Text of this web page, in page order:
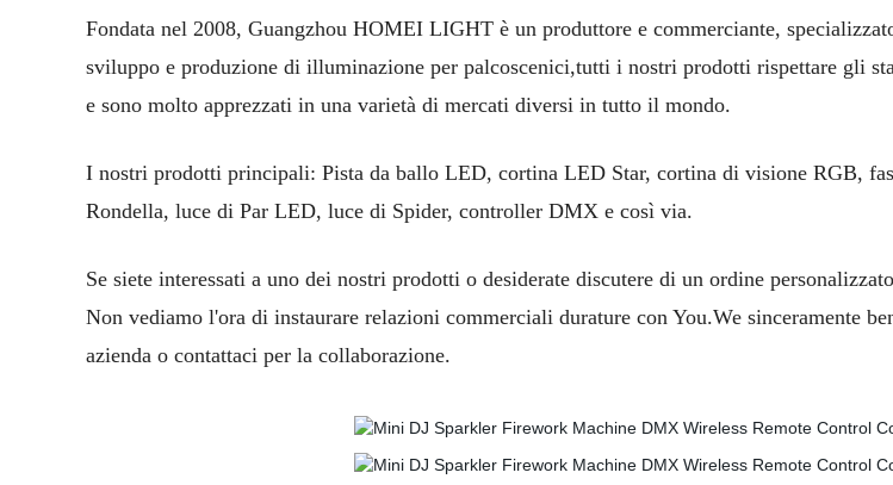
Fondata nel 2008, Guangzhou HOMEI LIGHT è un produttore e commerciante,
sviluppo e produzione di illuminazione per palcoscenici,tutti i nostri prodotti rispettare gli
e sono molto apprezzati in una varietà di mercati diversi in tutto il mondo.
I nostri prodotti principali: Pista da ballo LED, cortina LED Star, cortina di visione RGB,
Rondella, luce di Par LED, luce di Spider, controller DMX e così via.
Se siete interessati a uno dei nostri prodotti o desiderate discutere di un ordine
Non vediamo l'ora di instaurare relazioni commerciali durature con You.We sinceramente
azienda o contattaci per la collaborazione.